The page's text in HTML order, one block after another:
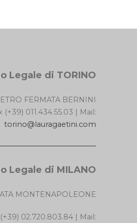
Legale di TORINO
FERMATA BERNINI
(+39) 011.434.55.03 | Mail:
torino@lauragaetini.com
Legale di MILANO
MONTENAPOLEONE
02.720.803.84 | Mail: